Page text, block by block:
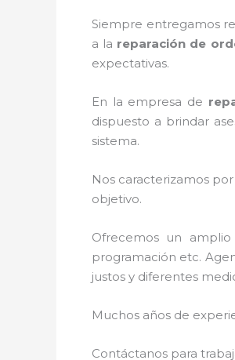
Siempre entregamos
a la reparación de
expectativas.
En la empresa de
dispuesto a brindar
sistema.
Nos caracterizamos
objetivo.
Ofrecemos un
programación etc.
justos y diferentes
Muchos años de
Contáctanos para